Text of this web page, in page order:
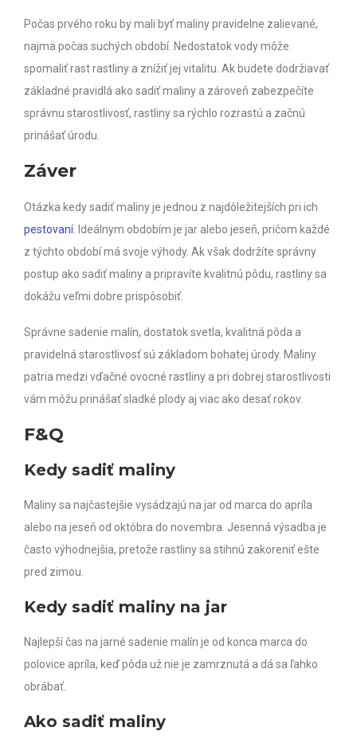
Počas prvého roku by mali byť maliny pravidelne zalievané,
najmä počas suchých období. Nedostatok vody môže
spomaliť rast rastliny a znížiť jej vitalitu. Ak budete dodržiavať
základné pravidlá ako sadiť maliny a zároveň zabezpečíte
správnu starostlivosť, rastliny sa rýchlo rozrastú a začnú
prinášať úrodu.
Záver
Otázka kedy sadiť maliny je jednou z najdôležitejších pri ich
pestovaní. Ideálnym obdobím je jar alebo jeseň, pričom každé
z týchto období má svoje výhody. Ak však dodržíte správny
postup ako sadiť maliny a pripravíte kvalitnú pôdu, rastliny sa
dokážu veľmi dobre prispôsobiť.
Správne sadenie malín, dostatok svetla, kvalitná pôda a
pravidelná starostlivosť sú základom bohatej úrody. Maliny
patria medzi vďačné ovocné rastliny a pri dobrej starostlivosti
vám môžu prinášať sladké plody aj viac ako desať rokov.
F&Q
Kedy sadiť maliny
Maliny sa najčastejšie vysádzajú na jar od marca do apríla
alebo na jeseň od októbra do novembra. Jesenná výsadba je
často výhodnejšia, pretože rastliny sa stihnú zakoreniť ešte
pred zimou.
Kedy sadiť maliny na jar
Najlepší čas na jarné sadenie malín je od konca marca do
polovice apríla, keď pôda už nie je zamrznutá a dá sa ľahko
obrábať.
Ako sadiť maliny